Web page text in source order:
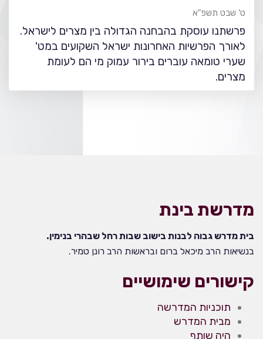
ט' שבט תשפ"א
פרשתנו עוסקת בהבחנה הגדולה בין מצרים לישראל.
לאורך הפרשיות האחרונות ישראל השקועים במט'
שערי טומאה עוברים בירור עמוק מי הם לעומת
מצרים.
מדרשת בינת
בית מדרש גבוה לבנות בישוב שבות רחל שבהרי בנימין.
בנשיאות הרב מיכאל ברום ובראשות הרב רונן טמיר.
קישורים שימושיים
תוכניות המדרשה
מבית המדרש
היה שותף